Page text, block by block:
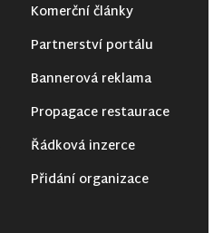
Komerční články
Partnerství portálu
Bannerová reklama
Propagace restaurace
Řádková inzerce
Přidání organizace